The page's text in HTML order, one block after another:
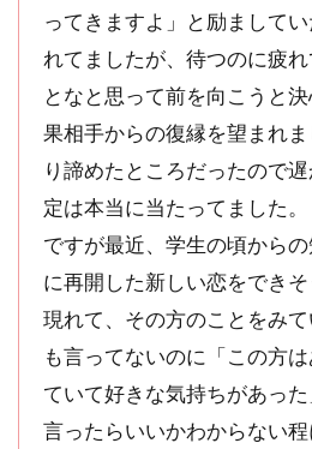
ってきますよ」と励まして
れてましたが、待つのに疲
となと思って前を向こうと
果相手からの復縁を望まれ
り諦めたところだったので
定は本当に当たってました。
ですが最近、学生の頃から
に再開した新しい恋をでき
現れて、その方のことをみ
も言ってないのに「この方
ていて好きな気持ちがあっ
言ったらいいかわからない